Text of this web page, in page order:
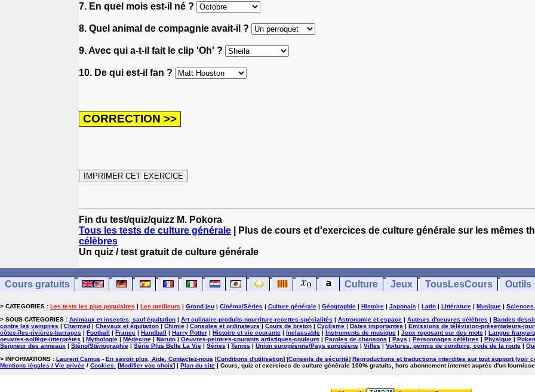
7. En quel mois est-il né ?
8. Quel animal de compagnie avait-il ?
9. Avec qui a-t-il fait le clip 'Oh' ?
10. De qui est-il fan ?
Fin du test/quiz/quizz M. Pokora
Tous les tests de culture générale | Plus de cours et d'exercices de culture générale sur les mêmes
célèbres
Un quiz / test gratuit de culture générale
Cours gratuits Culture Jeux TousLesCours Outils
> CATEGORIES : Les tests les plus populaires | Les meilleurs | Grand jeu | Cinéma/Séries | Culture générale | Géographie | Histoire | Japonais | Latin | Littérature | Musique | Sciences
> SOUS-CATEGORIES : Animaux et insectes, sauf équitation | Art culinaire-produits-nourriture-recettes-spécialités | Astronomie et espace | Auteurs d'oeuvres célèbres | Bandes
contre les vampires | Charmed | Chevaux et équitation | Chimie | Consoles et ordinateurs | Cours de breton | Cyclisme | Dates importantes | Emissions de télévision-présentateurs-
côtes-îles-rivières-barrages | Football | France | Handball | Harry Potter | Histoire et vie courante | Inclassable | Instruments de musique | Jeux reposant sur des mots | Langue
oeuvres-solfège-interprètes | Mythologie | Médecine | Naruto | Oeuvres-peintres-courants artistiques-couleurs | Paroles de chansons | Pays | Personnages célèbres | Physique |
Seigneur des anneaux | Sténo/Sténographie | Série Plus Belle La Vie | Séries | Tennis | Union européenne/Pays européens | Villes | Voitures, permis de conduire, code de la route |
> INFORMATIONS : Laurent Camus - En savoir plus, Aide, Contactez-nous [Conditions d'utilisation] [Conseils de sécurité] Reproductions et traductions interdites sur tout support (voir
Mentions légales / Vie privée / Cookies [Modifier vos choix] | Plan du site | Cours, quiz et exercices de culture générale 100% gratuits, hors abonnement internet auprès d'un